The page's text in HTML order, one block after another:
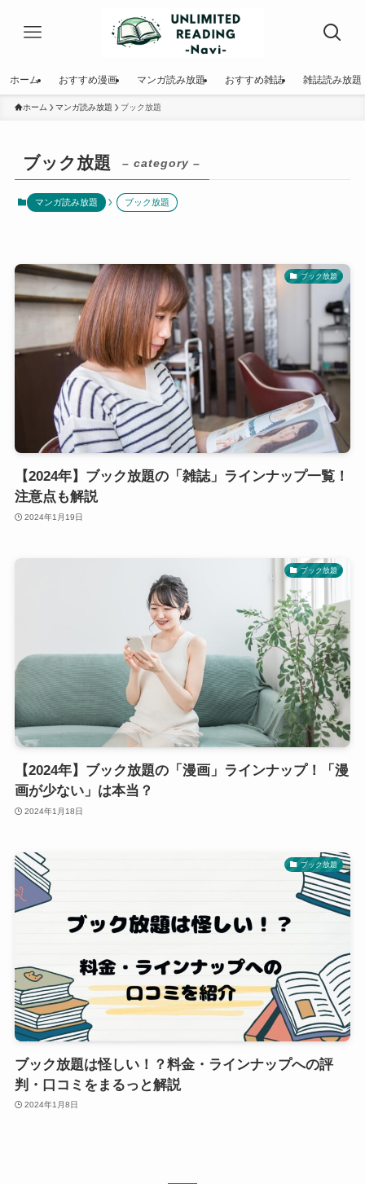
ホーム おすすめ漫画 マンガ読み放題 おすすめ雑誌 雑誌読み放題
ホーム マンガ読み放題 ブック放題
ブック放題 – category –
マンガ読み放題 ブック放題
ブック放題
【2024年】ブック放題の「雑誌」ラインナップ一覧！
注意点も解説
2024年1月19日
ブック放題
【2024年】ブック放題の「漫画」ラインナップ！「漫
画が少ない」は本当？
2024年1月18日
ブック放題
ブック放題は怪しい！？料金・ラインナップへの評
判・口コミをまるっと解説
2024年1月8日